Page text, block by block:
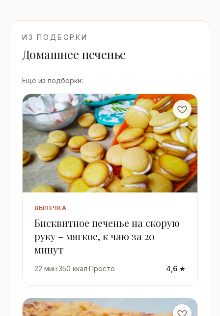
ИЗ ПОДБОРКИ
Домашнее печенье
Ещё из подборки:
ВЫПЕЧКА
Бисквитное печенье на скорую
руку – мягкое, к чаю за 20
минут
22 мин·350 ккал·Просто 4,6 ★